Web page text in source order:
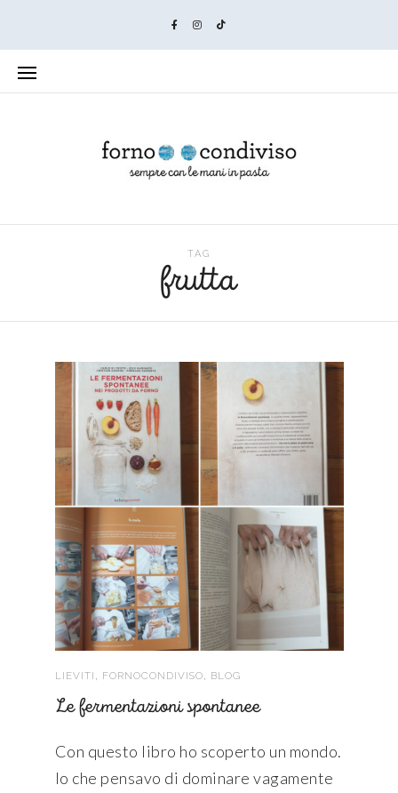
TAG
frutta
LIEVITI , FORNOCONDIVISO, BLOG
Le fermentazioni spontanee
Con questo libro ho scoperto un mondo.
Io che pensavo di dominare vagamente